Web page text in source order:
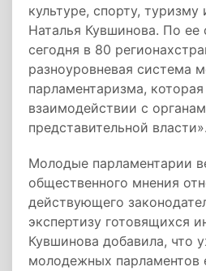
культуре, спорту,
Наталья Кувшинова. По ее
сегодня в 80
разноуровневая система
парламентаризма,
взаимодействии с
представительной власти».
Молодые парламентарии
общественного мнения
действующего
экспертизу готовящихся
Кувшинова добавила, что
молодежных парламентов